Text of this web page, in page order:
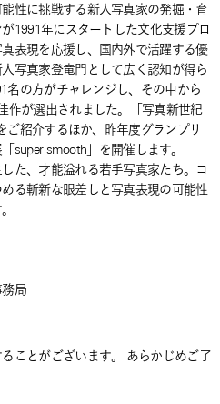
性に挑戦する新人写真家の発掘・育
1991年にスタートした文化支援プロ
表現を応援し、国内外で活躍する優
写真家登竜門として広く認知が得ら
名の方がチャレンジし、その中から
作が選出されました。「写真新世紀
ご紹介するほか、昨年度グランプリ
super smooth」を開催します。
た、才能溢れる若手写真家たち。コ
る斬新な眼差しと写真表現の可能性
局
ことがございます。 あらかじめご了